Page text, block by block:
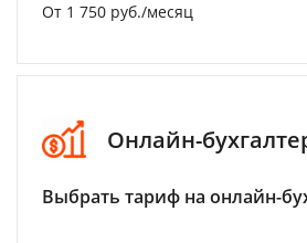
От 1 750 руб./месяц
Онлайн-
Выбрать тариф на онлайн-